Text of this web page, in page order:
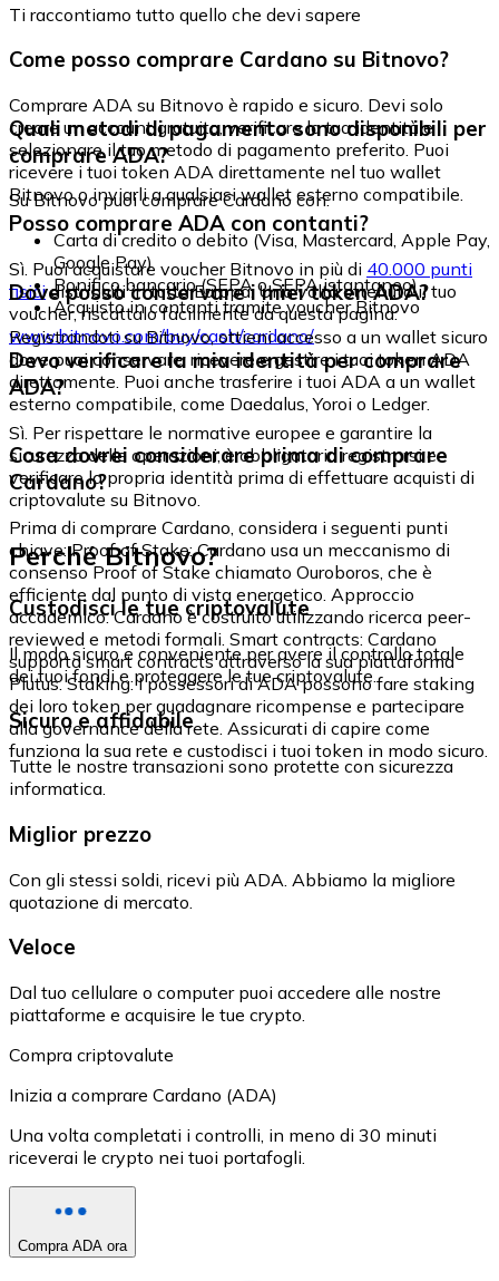
Ti raccontiamo tutto quello che devi sapere
Come posso comprare Cardano su Bitnovo?
Comprare ADA su Bitnovo è rapido e sicuro. Devi solo
creare un account gratuito, verificare la tua identità e
selezionare il tuo metodo di pagamento preferito. Puoi
ricevere i tuoi token ADA direttamente nel tuo wallet
Bitnovo o inviarli a qualsiasi wallet esterno compatibile.
Quali metodi di pagamento sono disponibili per
comprare ADA?
Su Bitnovo puoi comprare Cardano con:
Carta di credito o debito (Visa, Mastercard, Apple Pay,
Google Pay)
Bonifico bancario (SEPA o SEPA istantaneo)
Acquisto in contanti tramite voucher Bitnovo
Posso comprare ADA con contanti?
Sì. Puoi acquistare voucher Bitnovo in più di 40.000 punti
fisicidistribuiti in tutta Europa. Una volta ottenuto il tuo
voucher, riscattalo facilmente da questa pagina:
www.bitnovo.com/buy/cash/cardano/
Dove posso conservare i miei token ADA?
Registrandoti su Bitnovo, ottieni accesso a un wallet sicuro
dove puoi conservare, ricevere e gestire i tuoi token ADA
direttamente. Puoi anche trasferire i tuoi ADA a un wallet
esterno compatibile, come Daedalus, Yoroi o Ledger.
Devo verificare la mia identità per comprare
ADA?
Sì. Per rispettare le normative europee e garantire la
sicurezza delle operazioni, è obbligatorio registrarsi e
verificare la propria identità prima di effettuare acquisti di
criptovalute su Bitnovo.
Cosa dovrei considerare prima di comprare
Cardano?
Prima di comprare Cardano, considera i seguenti punti
chiave: Proof of Stake: Cardano usa un meccanismo di
consenso Proof of Stake chiamato Ouroboros, che è
efficiente dal punto di vista energetico. Approccio
accademico: Cardano è costruito utilizzando ricerca peer-
reviewed e metodi formali. Smart contracts: Cardano
supporta smart contracts attraverso la sua piattaforma
Plutus. Staking: I possessori di ADA possono fare staking
dei loro token per guadagnare ricompense e partecipare
alla governance della rete. Assicurati di capire come
funziona la sua rete e custodisci i tuoi token in modo sicuro.
Perché Bitnovo?
Custodisci le tue criptovalute
Il modo sicuro e conveniente per avere il controllo totale
dei tuoi fondi e proteggere le tue criptovalute.
Sicuro e affidabile
Tutte le nostre transazioni sono protette con sicurezza
informatica.
Miglior prezzo
Con gli stessi soldi, ricevi più ADA. Abbiamo la migliore
quotazione di mercato.
Veloce
Dal tuo cellulare o computer puoi accedere alle nostre
piattaforme e acquisire le tue crypto.
Compra criptovalute
Inizia a comprare Cardano (ADA)
Una volta completati i controlli, in meno di 30 minuti
riceverai le crypto nei tuoi portafogli.
Compra ADA ora